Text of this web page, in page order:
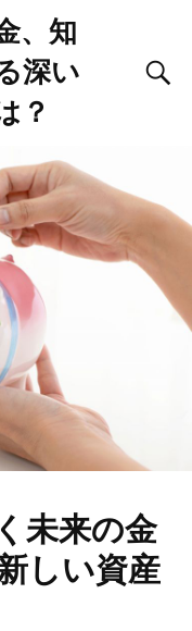
、知
深い
？
未来の金
しい資産